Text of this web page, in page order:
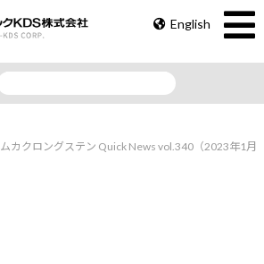
English
カクロングステン Quick News vol.340（2023年1月